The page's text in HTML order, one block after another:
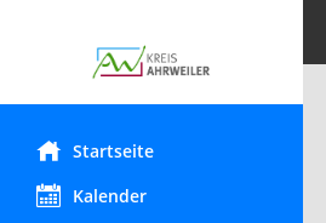
Startseite
Kalender